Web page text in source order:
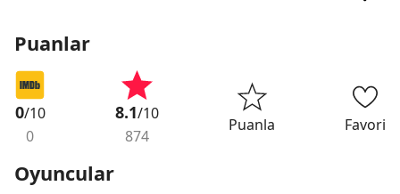
Puanlar
0/10
0
8.1/10
874
Puanla Favori
Oyuncular